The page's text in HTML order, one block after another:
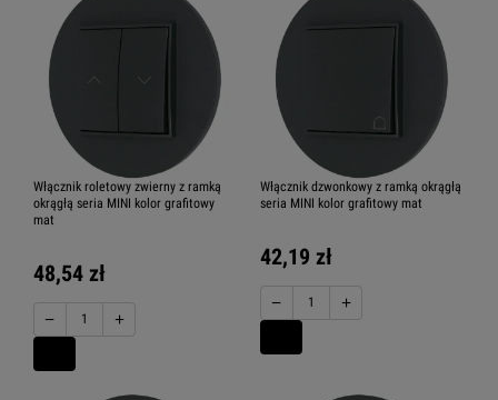
Włącznik roletowy zwierny z ramką
okrągłą seria MINI kolor grafitowy
mat
48,54 zł
− +
Włącznik dzwonkowy z ramką okrągłą
seria MINI kolor grafitowy mat
42,19 zł
− +